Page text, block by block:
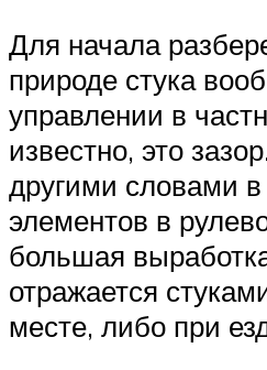
Для начала
природе стука
управлении в
известно, это
другими словами
элементов в
большая
отражается
месте, либо при